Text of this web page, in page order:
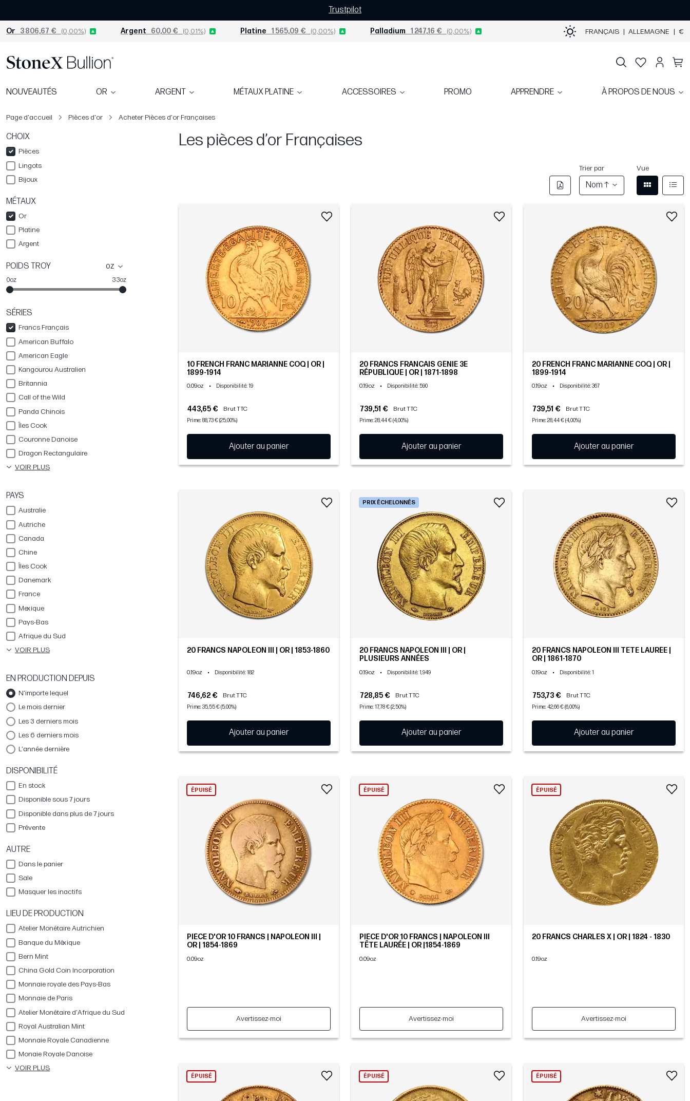
Trustpilot
Or 3 806,67 € (0,00%) Argent 60,00 € (0,01%) Platine 1 565,09 € (0,00%) Palladium 1 247,16 € (0,00%) FRANÇAIS | ALLEMAGNE | €
NOUVEAUTÉS OR ARGENT MÉTAUX PLATINE ACCESSOIRES PROMO APPRENDRE À PROPOS DE NOUS
Page d'accueil Pièces d'or Acheter Pièces d'or Françaises
CHOIX
Pièces
Lingots
Bijoux
MÉTAUX
Or
Platine
Argent
POIDS TROY oz
0oz 33oz
SÉRIES
Francs Français
American Buffalo
American Eagle
Kangourou Australien
Britannia
Call of the Wild
Panda Chinois
Îles Cook
Couronne Danoise
Dragon Rectangulaire
VOIR PLUS
PAYS
Australie
Autriche
Canada
Chine
Îles Cook
Danemark
France
Mexique
Pays-Bas
Afrique du Sud
VOIR PLUS
EN PRODUCTION DEPUIS
N'importe lequel
Le mois dernier
Les 3 derniers mois
Les 6 derniers mois
L'année dernière
DISPONIBILITÉ
En stock
Disponible sous 7 jours
Disponible dans plus de 7 jours
Prévente
AUTRE
Dans le panier
Sale
Masquer les inactifs
LIEU DE PRODUCTION
Atelier Monétaire Autrichien
Banque du Méxique
Bern Mint
China Gold Coin Incorporation
Monnaie royale des Pays-Bas
Monnaie de Paris
Atelier Monétaire d'Afrique du Sud
Royal Australian Mint
Monnaie Royale Canadienne
Monaie Royale Danoise
VOIR PLUS
Les pièces d’or Françaises
Trier par
Nom ↑
Vue
10 FRENCH FRANC MARIANNE COQ | OR |
1899-1914
0.09oz • Disponibilité: 19
443,65 € Brut TTC
Prime: 88,73 € (25,00%)
Ajouter au panier
20 FRANCS FRANCAIS GÉNIE 3E
RÉPUBLIQUE | OR | 1871-1898
0.19oz • Disponibilité: 590
739,51 € Brut TTC
Prime: 28,44 € (4,00%)
Ajouter au panier
20 FRENCH FRANC MARIANNE COQ | OR |
1899-1914
0.19oz • Disponibilité: 367
739,51 € Brut TTC
Prime: 28,44 € (4,00%)
Ajouter au panier
20 FRANCS NAPOLÉON III | OR | 1853-1860
0.19oz • Disponibilité: 182
746,62 € Brut TTC
Prime: 35,55 € (5,00%)
Ajouter au panier
PRIX ÉCHELONNÉS
20 FRANCS NAPOLÉON III | OR |
PLUSIEURS ANNÉES
0.19oz • Disponibilité: 1,949
728,85 € Brut TTC
Prime: 17,78 € (2,50%)
Ajouter au panier
20 FRANCS NAPOLÉON III TÊTE LAURÉE |
OR | 1861-1870
0.19oz • Disponibilité: 1
753,73 € Brut TTC
Prime: 42,66 € (6,00%)
Ajouter au panier
ÉPUISÉ
PIÈCE D'OR 10 FRANCS | NAPOLÉON III |
OR | 1854-1869
0.09oz
Avertissez-moi
ÉPUISÉ
PIÈCE D'OR 10 FRANCS | NAPOLEON III
TÊTE LAURÉE | OR |1854-1869
0.09oz
Avertissez-moi
ÉPUISÉ
20 FRANCS CHARLES X | OR | 1824 - 1830
0.19oz
Avertissez-moi
ÉPUISÉ ÉPUISÉ ÉPUISÉ